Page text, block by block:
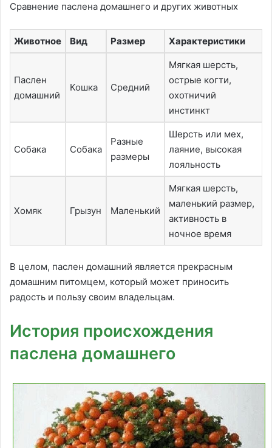
Сравнение паслена домашнего и других животных
Животное Вид Размер Характеристики
Паслен
домашний
Кошка Средний
Мягкая шерсть,
острые когти,
охотничий
инстинкт
Собака Собака
Разные
размеры
Шерсть или мех,
лаяние, высокая
лояльность
Хомяк Грызун Маленький
Мягкая шерсть,
маленький размер,
активность в
ночное время
В целом, паслен домашний является прекрасным
домашним питомцем, который может приносить
радость и пользу своим владельцам.
История происхождения
паслена домашнего